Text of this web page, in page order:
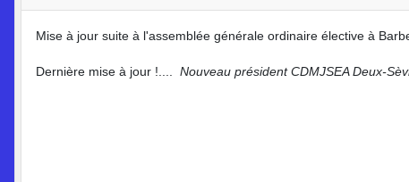
Mise à jour suite à l'assemblée générale ordinaire élective à
Dernière mise à jour !.... Nouveau président CDMJSEA Deux-